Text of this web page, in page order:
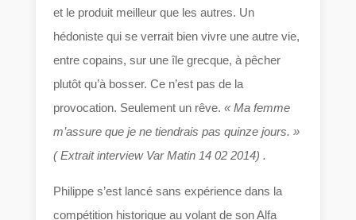
et le produit meilleur que les autres. Un
hédoniste qui se verrait bien vivre une autre vie,
entre copains, sur une île grecque, à pêcher
plutôt qu’à bosser. Ce n’est pas de la
provocation. Seulement un rêve.« Ma femme
m’assure que je ne tiendrais pas quinze jours. »
( Extrait interview Var Matin 14 02 2014) .
Philippe s’est lancé sans expérience dans la
compétition historique au volant de son Alfa